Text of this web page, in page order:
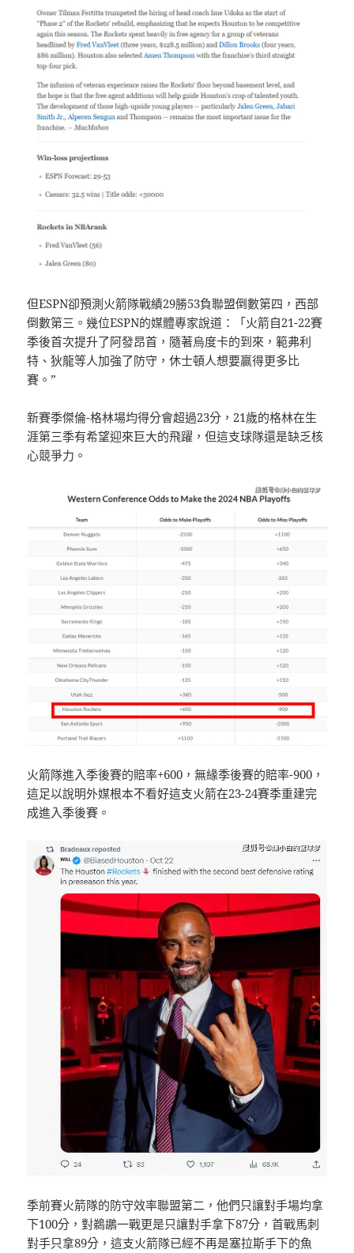
但ESPN卻預測火箭隊戰績29勝53負聯盟倒數第四，西部
倒數第三。幾位ESPN的媒體專家說道：「火箭自21-22賽
季後首次提升了阿發昂首，隨著烏度卡的到來，範弗利
特、狄龍等人加強了防守，休士頓人想要贏得更多比
賽。”
新賽季傑倫-格林場均得分會超過23分，21歲的格林在生
涯第三季有希望迎來巨大的飛躍，但這支球隊還是缺乏核
心競爭力。
火箭隊進入季後賽的賠率+600，無緣季後賽的賠率-900，
這足以說明外媒根本不看好這支火箭在23-24賽季重建完
成進入季後賽。
季前賽火箭隊的防守效率聯盟第二，他們只讓對手場均拿
下100分，對鵜鶘一戰更是只讓對手拿下87分，首戰馬刺
對手只拿89分，這支火箭隊已經不再是塞拉斯手下的魚